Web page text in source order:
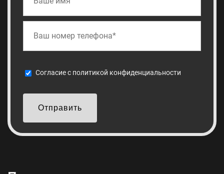
Cогласие с политикой конфиденциальности
Отправить